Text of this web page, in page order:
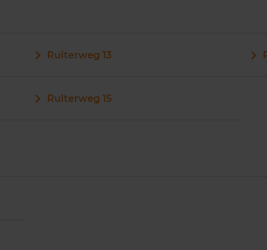
Ruiterweg 13
Ruiterweg 15